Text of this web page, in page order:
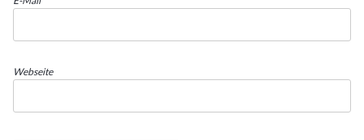
Webseite